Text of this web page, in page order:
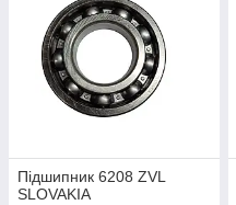
Підшипник 6208 ZVL
SLOVAKIA